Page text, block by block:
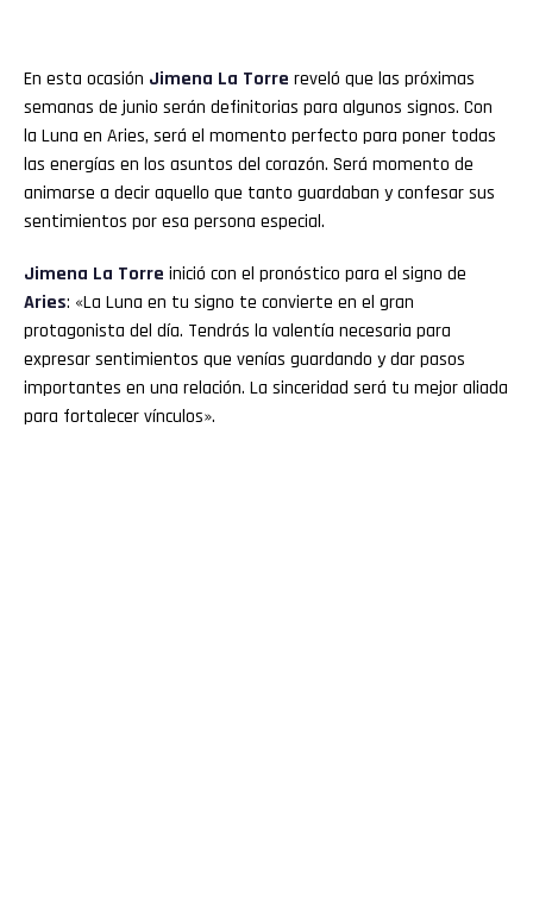
En esta ocasión Jimena La Torre reveló que las próximas
semanas de junio serán definitorias para algunos signos. Con
la Luna en Aries, será el momento perfecto para poner todas
las energías en los asuntos del corazón. Será momento de
animarse a decir aquello que tanto guardaban y confesar sus
sentimientos por esa persona especial.
Jimena La Torre inició con el pronóstico para el signo de
Aries: «La Luna en tu signo te convierte en el gran
protagonista del día. Tendrás la valentía necesaria para
expresar sentimientos que venías guardando y dar pasos
importantes en una relación. La sinceridad será tu mejor aliada
para fortalecer vínculos».